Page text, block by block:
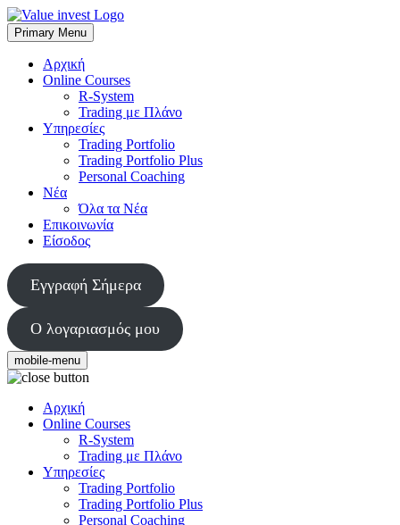
Skip
to
content
Value Invest
Μια διαφορετική συμβουλευτική εταιρία
Primary Menu
Αρχική
Online Courses
R-System
Trading με Πλάνο
Υπηρεσίες
Trading Portfolio
Trading Portfolio Plus
Personal Coaching
Νέα
Όλα τα Νέα
Επικοινωνία
Είσοδος
Εγγραφή Σήμερα
Ο λογαριασμός μου
mobile-menu
Αρχική
Online Courses
R-System
Trading με Πλάνο
Υπηρεσίες
Trading Portfolio
Trading Portfolio Plus
Personal Coaching